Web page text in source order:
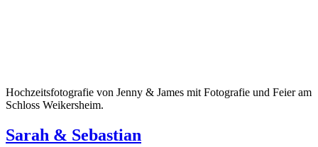
Hochzeitsfotografie von Jenny & James mit Fotografie und Feier am
Schloss Weikersheim.
Sarah & Sebastian